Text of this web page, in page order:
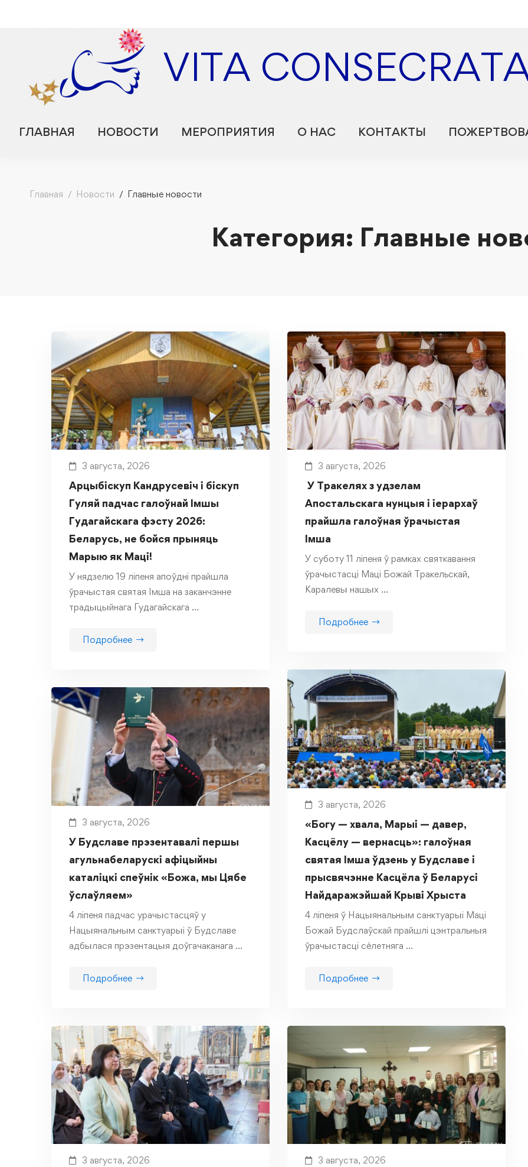
VITA
ГЛАВНАЯ НОВОСТИ МЕРОПРИЯТИЯ О НАС КОНТАКТЫ
Главная Новости Главные новости
Категория: Главные
3 августа, 2026
Арцыбіскуп Кандрусевіч і біскуп
Гуляй падчас галоўнай Імшы
Гудагайскага фэсту 2026:
Беларусь, не бойся прыняць
Марыю як Маці!
У нядзелю 19 ліпеня апоўдні прайшла
ўрачыстая святая Імша на заканчэнне
традыцыйнага Гудагайскага …
Подробнее
3 августа, 2026
У Тракелях з удзелам
Апостальскага нунцыя і іерархаў
прайшла галоўная ўрачыстая
Імша
У суботу 11 ліпеня ў рамках святкавання
ўрачыстасці Маці Божай Тракельскай,
Каралевы нашых …
Подробнее
3 августа, 2026
«Богу — хвала, Марыі — давер,
Касцёлу — вернасць»: галоўная
святая Імша ўдзень у Будславе і
прысвячэнне Касцёла ў Беларусі
Найдаражэйшай Крыві Хрыста
4 ліпеня ў Нацыянальным санктуарыі Маці
Божай Будслаўскай прайшлі цэнтральныя
ўрачыстасці сёлетняга …
Подробнее
3 августа, 2026
У Будславе прэзентавалі першы
агульнабеларускі афіцыйны
каталіцкі спеўнік «Божа, мы Цябе
ўслаўляем»
4 ліпеня падчас урачыстасцяў у
Нацыянальным санктуарыі ў Будславе
адбылася прэзентацыя доўгачаканага …
Подробнее
3 августа, 2026 3 августа, 2026